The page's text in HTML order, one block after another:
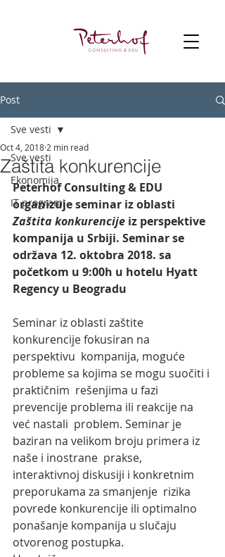
Post
Sve vesti
Ekonomija
IT programi
Sve vesti
Zaštita konkurencije
Oct 4, 2018 2 min read
Peterhof Consulting & EDU
organizuje seminar iz oblasti
Zaštita konkurencije iz perspektive
kompanija u Srbiji. Seminar se
održava 12. oktobra 2018. sa
početkom u 9:00h u hotelu Hyatt
Regency u Beogradu
Seminar iz oblasti zaštite
konkurencije fokusiran na
perspektivu  kompanija, moguće
probleme sa kojima se mogu suočiti i
praktičnim  rešenjima u fazi
prevencije problema ili reakcije na
već nastali  problem. Seminar je
baziran na velikom broju primera iz
naše i inostrane  prakse,
interaktivnoj diskusiji i konkretnim
preporukama za smanjenje  rizika
povrede konkurencije ili optimalno
ponašanje kompanija u slučaju
otvorenog postupka.